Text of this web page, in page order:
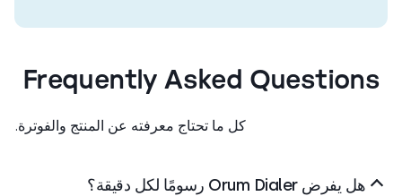
Frequently Asked
كل ما تحتاج معرفته عن المنتج والفوترة.
هل يفرض Orum Dialer رسومًا لكل دقيقة؟